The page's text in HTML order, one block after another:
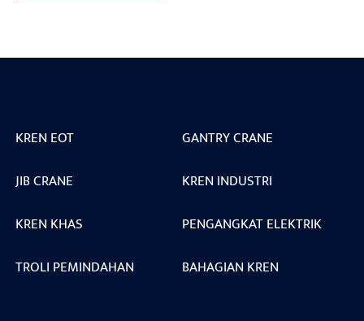
KREN EOT
GANTRY CRANE
JIB CRANE
KREN INDUSTRI
KREN KHAS
PENGANGKAT ELEKTRIK
TROLI PEMINDAHAN
BAHAGIAN KREN